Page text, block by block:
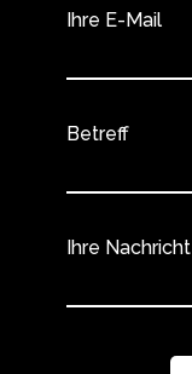
Ihre E-Mail
Betreff
Ihre